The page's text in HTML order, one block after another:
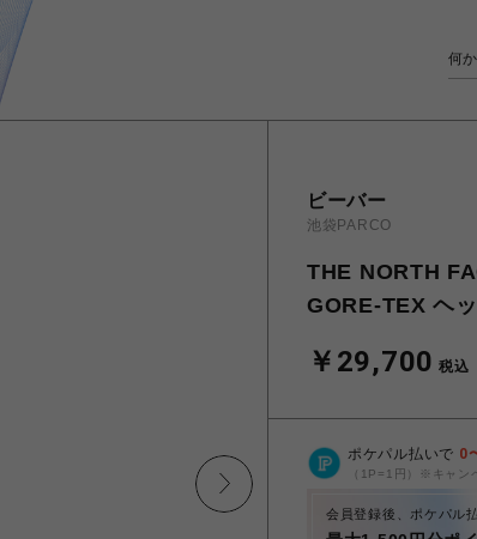
ビーバー
池袋PARCO
THE NORTH
GORE-TEX ヘ
￥29,700 税込
ポケパル払いで 0
（1P=1円）※キャン
会員登録後、ポケパル